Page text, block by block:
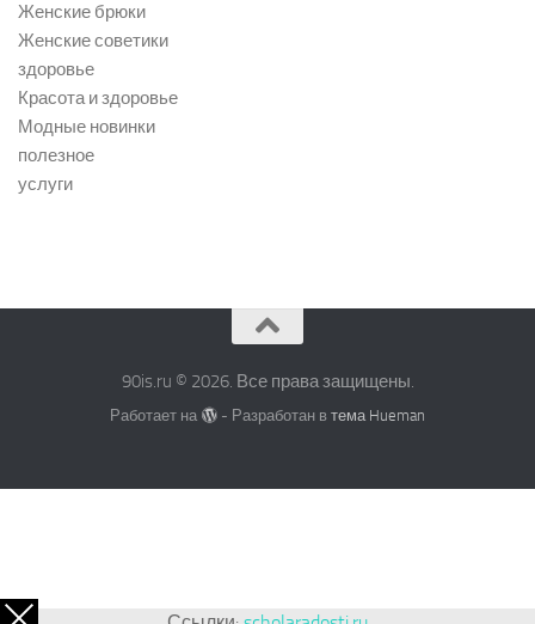
Женские брюки
Женские советики
здоровье
Красота и здоровье
Модные новинки
полезное
услуги
90is.ru © 2026. Все права защищены.
Работает на - Разработан в тема Hueman